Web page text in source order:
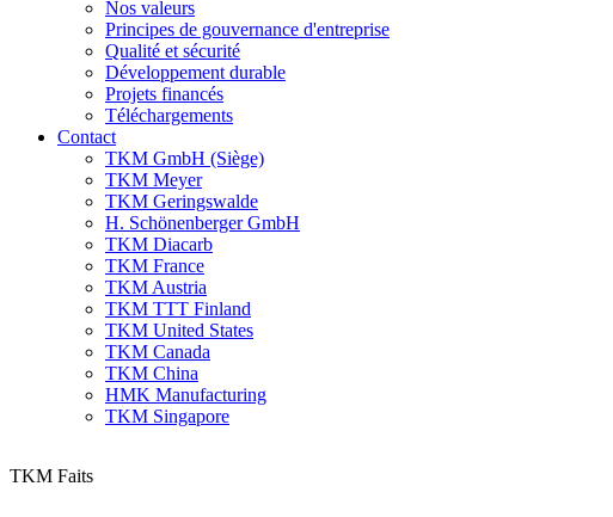
Nos valeurs
Principes de gouvernance d'entreprise
Qualité et sécurité
Développement durable
Projets financés
Téléchargements
Contact
TKM GmbH (Siège)
TKM Meyer
TKM Geringswalde
H. Schönenberger GmbH
TKM Diacarb
TKM France
TKM Austria
TKM TTT Finland
TKM United States
TKM Canada
TKM China
HMK Manufacturing
TKM Singapore
TKM Faits